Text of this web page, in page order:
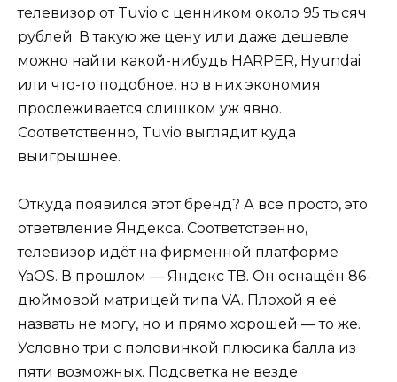
телевизор от Tuvio с ценником около 95 тысяч
рублей. В такую же цену или даже дешевле
можно найти какой-нибудь HARPER, Hyundai
или что-то подобное, но в них экономия
прослеживается слишком уж явно.
Соответственно, Tuvio выглядит куда
выигрышнее.
Откуда появился этот бренд? А всё просто, это
ответвление Яндекса. Соответственно,
телевизор идёт на фирменной платформе
YaOS. В прошлом — Яндекс ТВ. Он оснащён 86-
дюймовой матрицей типа VA. Плохой я её
назвать не могу, но и прямо хорошей — то же.
Условно три с половинкой плюсика балла из
пяти возможных. Подсветка не везде